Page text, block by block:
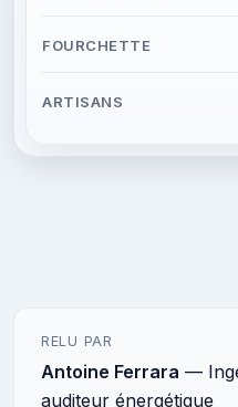
RELU PAR
Antoine Ferrara —
auditeur énergétique